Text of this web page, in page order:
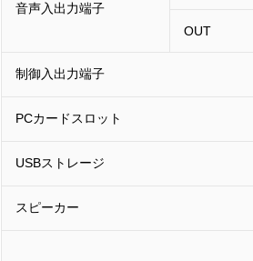
音声入出力端子
OUT
制御入出力端子
PCカードスロット
USBストレージ
スピーカー